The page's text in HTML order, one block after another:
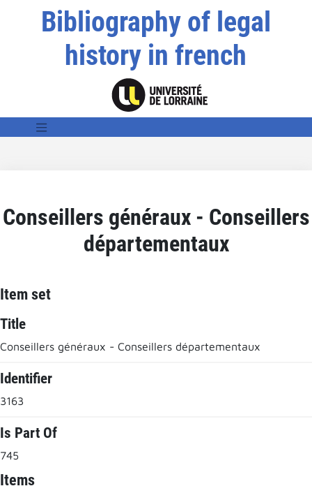
Bibliography of legal
history in french
Conseillers généraux - Conseillers
départementaux
Item set
Title
Conseillers généraux - Conseillers départementaux
Identifier
3163
Is Part Of
745
Items